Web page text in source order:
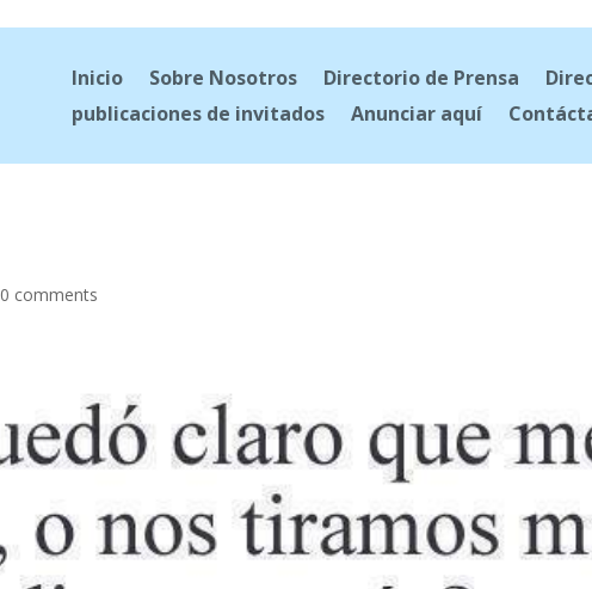
Inicio Sobre Nosotros Directorio de Prensa
publicaciones de invitados
Anunciar aquí
0 comments